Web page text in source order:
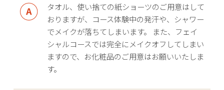
タオル、使い捨ての紙ショーツのご用意はして
おりますが、コース体験中の発汗や、シャワー
でメイクが落ちてしまいます。 また、フェイ
シャルコースでは完全にメイクオフしてしまい
ますので、お化粧品のご用意はお願いいたしま
す。